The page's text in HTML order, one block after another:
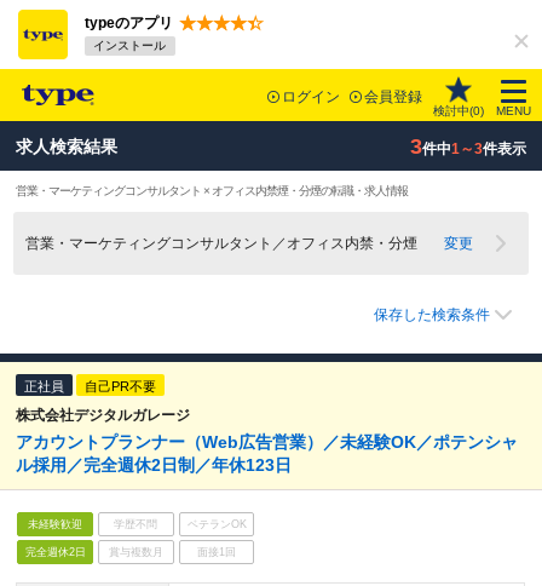
typeのアプリ
インストール
ログイン 会員登録
検討中(0) MENU
求人検索結果 3件中1～3件表示
営業・マーケティングコンサルタント × オフィス内禁煙・分煙の転職・求人情報
営業・マーケティングコンサルタント／オフィス内禁・分煙 変更
保存した検索条件
正社員 自己PR不要
株式会社デジタルガレージ
アカウントプランナー（Web広告営業）／未経験OK／ポテンシャ
ル採用／完全週休2日制／年休123日
未経験歓迎 学歴不問 ベテランOK
完全週休2日 賞与複数月 面接1回